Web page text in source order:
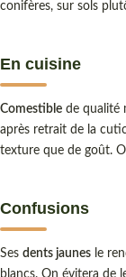
conifères, sur sols
En cuisine
Comestible de qualité
après retrait de la
texture que de goût.
Confusions
Ses dents jaunes le
blancs. On évitera de